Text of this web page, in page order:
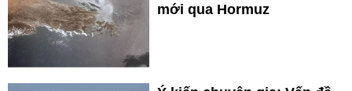
mới qua Hormuz